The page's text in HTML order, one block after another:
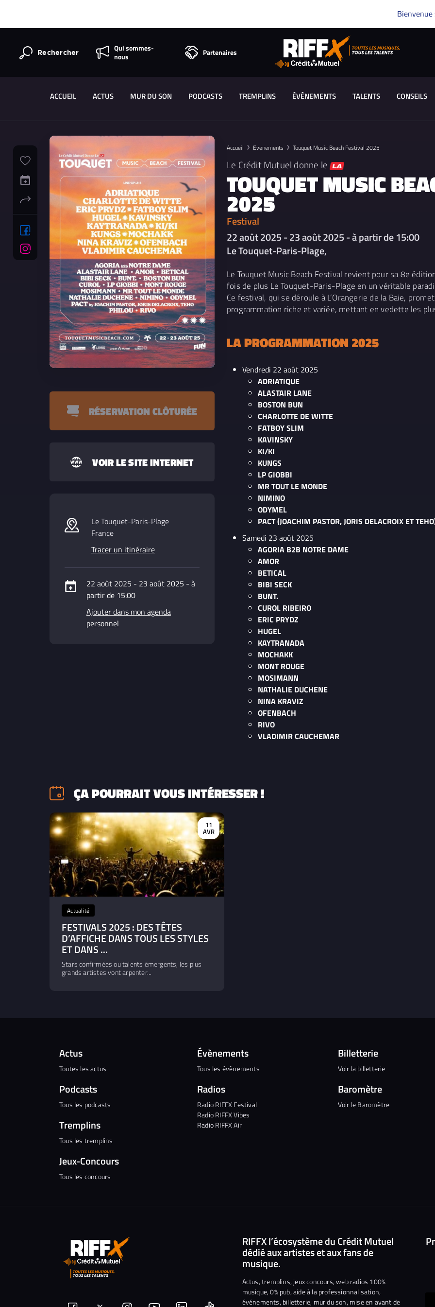
Rechercher
Qui sommes-
nous
Partenaires
ACCUEIL ACTUS MUR DU SON PODCASTS TREMPLINS ÉVÈNEMENTS TALENTS CONSEILS
RÉSERVATION CLÔTURÉE
VOIR LE SITE INTERNET
Le Touquet-Paris-Plage
France
Tracer un itinéraire
22 août 2025 - 23 août 2025 - à
partir de 15:00
Ajouter dans mon agenda
personnel
Accueil Evenements Touquet Music Beach Festival 2025
Le Crédit Mutuel donne le
TOUQUET MUSIC
2025
Festival
22 août 2025 - 23 août 2025 - à partir de 15:00
Le Touquet-Paris-Plage,
Le Touquet Music Beach Festival revient pour sa 8e
fois de plus Le Touquet-Paris-Plage en un véritable
Ce festival, qui se déroule à L’Orangerie de la Baie,
programmation riche et variée, mettant en vedette les
LA PROGRAMMATION 2025
Vendredi 22 août 2025
ADRIATIQUE
ALASTAIR LANE
BOSTON BUN
CHARLOTTE DE WITTE
FATBOY SLIM
KAVINSKY
KI/KI
KUNGS
LP GIOBBI
MR TOUT LE MONDE
NIMINO
ODYMEL
PACT (JOACHIM PASTOR, JORIS DELACROIX ET
Samedi 23 août 2025
AGORIA B2B NOTRE DAME
AMOR
BETICAL
BIBI SECK
BUNT.
CUROL RIBEIRO
ERIC PRYDZ
HUGEL
KAYTRANADA
MOCHAKK
MONT ROUGE
MOSIMANN
NATHALIE DUCHENE
NINA KRAVIZ
OFENBACH
RIVO
VLADIMIR CAUCHEMAR
ÇA POURRAIT VOUS INTÉRESSER !
11
AVR
Actualité
FESTIVALS 2025 : DES TÊTES
D’AFFICHE DANS TOUS LES STYLES
ET DANS ...
Stars confirmées ou talents émergents, les plus
grands artistes vont arpenter...
Actus
Toutes les actus
Podcasts
Tous les podcasts
Tremplins
Tous les tremplins
Jeux-Concours
Tous les concours
Évènements
Tous les évènements
Radios
Radio RIFFX Festival
Radio RIFFX Vibes
Radio RIFFX Air
Billetterie
Voir la billetterie
Baromètre
Voir le Baromètre
RIFFX l’écosystème du Crédit Mutuel
dédié aux artistes et aux fans de
musique.
Actus, tremplins, jeux concours, web radios 100%
musique, 0% pub, aide à la professionnalisation,
événements, billetterie, mur du son, mise en avant de